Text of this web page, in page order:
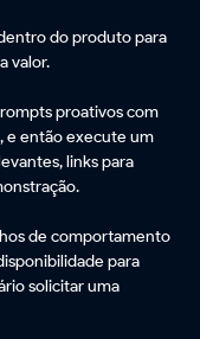
do produto para
valor.
proativos com
e então execute um
links para
de comportamento
para
solicitar uma